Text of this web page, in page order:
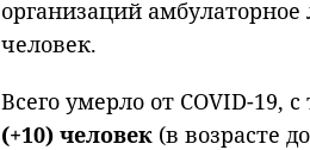
организаций
человек.
Всего умерло от COVID-19,
(+10) человек (в возрасте